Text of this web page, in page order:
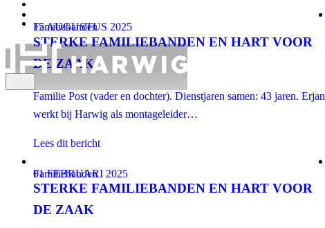
Familiebanden
15 AUGUSTUS 2025
STERKE FAMILIEBANDEN EN HART VOOR
DE ZAAK
Familie Post (vader en dochter). Dienstjaren samen: 43 jaren. Erjan
werkt bij Harwig als montageleider…
Lees dit bericht
Familiebanden
01 FEBRUARI 2025
STERKE FAMILIEBANDEN EN HART VOOR
DE ZAAK